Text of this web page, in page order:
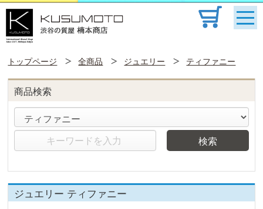
トップページ 全商品 ジュエリー ティファニー
商品検索
検索
ジュエリー ティファニー